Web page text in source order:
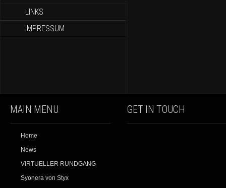
LINKS
IMPRESSUM
MAIN MENU
Home
News
VIRTUELLER RUNDGANG
Syonera von Styx
GET IN TOUCH